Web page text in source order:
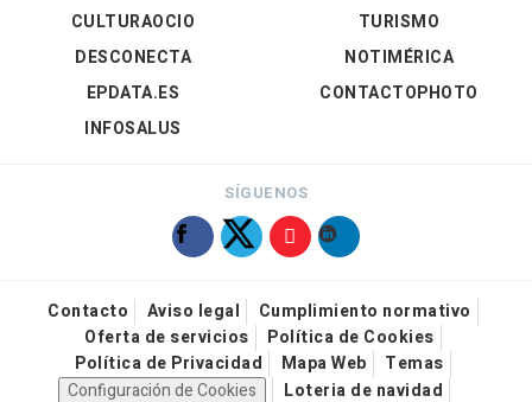
CULTURAOCIO
DESCONECTA
EPDATA.ES
INFOSALUS
TURISMO
NOTIMÉRICA
CONTACTOPHOTO
SÍGUENOS
Contacto Aviso legal
Cumplimiento normativo
Oferta de servicios
Política de Cookies
Política de Privacidad
Mapa Web
Temas
Configuración de Cookies
Loteria de navidad